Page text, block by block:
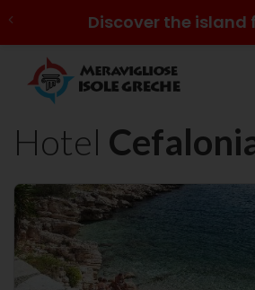
Discover the island
Hotel